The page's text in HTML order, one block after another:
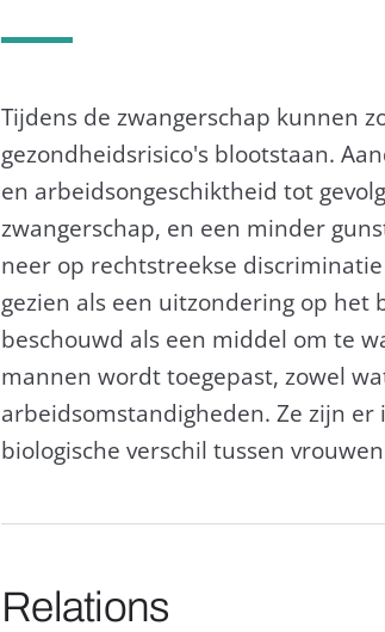
Tijdens de zwangerschap kunnen
gezondheidsrisico's blootstaan.
en arbeidsongeschiktheid tot
zwangerschap, en een minder
neer op rechtstreekse
gezien als een uitzondering op het
beschouwd als een middel om te
mannen wordt toegepast, zowel
arbeidsomstandigheden. Ze zijn
biologische verschil tussen
Relations